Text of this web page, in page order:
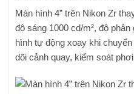
Màn hình 4” trên Nikon Zr
độ sáng 1000 cd/m², độ
hình tự động xoay khi
dõi cảnh quay, kiểm soát